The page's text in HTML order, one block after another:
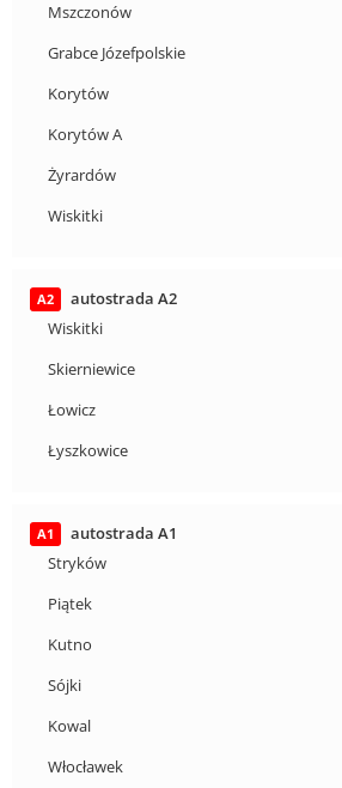
Mszczonów
Grabce Józefpolskie
Korytów
Korytów A
Żyrardów
Wiskitki
A2
autostrada A2
Wiskitki
Skierniewice
Łowicz
Łyszkowice
A1
autostrada A1
Stryków
Piątek
Kutno
Sójki
Kowal
Włocławek